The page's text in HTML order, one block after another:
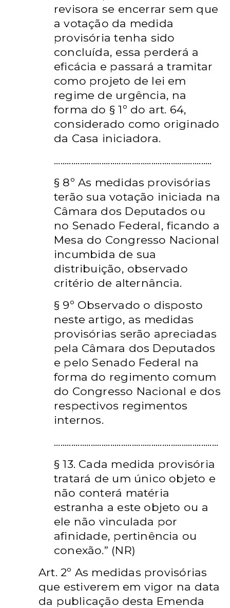
revisora se encerrar sem que
a votação da medida
provisória tenha sido
concluída, essa perderá a
eficácia e passará a tramitar
como projeto de lei em
regime de urgência, na
forma do § 1º do art. 64,
considerado como originado
da Casa iniciadora.
.........................................................................
§ 8º As medidas provisórias
terão sua votação iniciada na
Câmara dos Deputados ou
no Senado Federal, ficando a
Mesa do Congresso Nacional
incumbida de sua
distribuição, observado
critério de alternância.
§ 9º Observado o disposto
neste artigo, as medidas
provisórias serão apreciadas
pela Câmara dos Deputados
e pelo Senado Federal na
forma do regimento comum
do Congresso Nacional e dos
respectivos regimentos
internos.
............................................................................
§ 13. Cada medida provisória
tratará de um único objeto e
não conterá matéria
estranha a este objeto ou a
ele não vinculada por
afinidade, pertinência ou
conexão.” (NR)
Art. 2º As medidas provisórias
que estiverem em vigor na data
da publicação desta Emenda